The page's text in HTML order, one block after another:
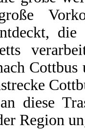
die
diese
Region